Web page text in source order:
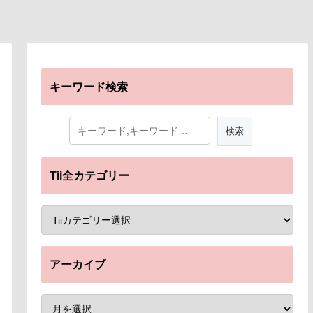
キーワード検索
Tii全カテゴリー
アーカイブ